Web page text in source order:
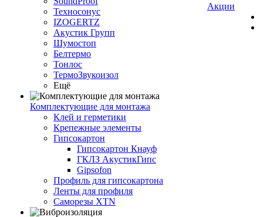
Техносонус
IZOGERTZ
Акустик Групп
Шумостоп
Белтермо
Тонлос
ТермоЗвукоизол
Ещё
Комплектующие для монтажа
Клей и герметики
Крепежные элементы
Гипсокартон
Гипсокартон Кнауф
ГКЛЗ АкустикГипс
Gipsofon
Профиль для гипсокартона
Ленты для профиля
Саморезы XTN
Акции